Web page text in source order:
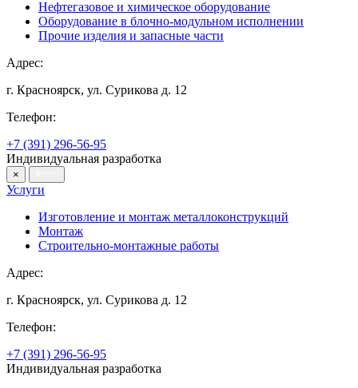
Нефтегазовое и химическое оборудование
Оборудование в блочно-модульном исполнении
Прочие изделия и запасные части
Адрес:
г. Красноярск, ул. Сурикова д. 12
Телефон:
+7 (391) 296-56-95
Индивидуальная разработка
×
Услуги
Изготовление и монтаж металлоконструкций
Монтаж
Строительно-монтажные работы
Адрес:
г. Красноярск, ул. Сурикова д. 12
Телефон:
+7 (391) 296-56-95
Индивидуальная разработка